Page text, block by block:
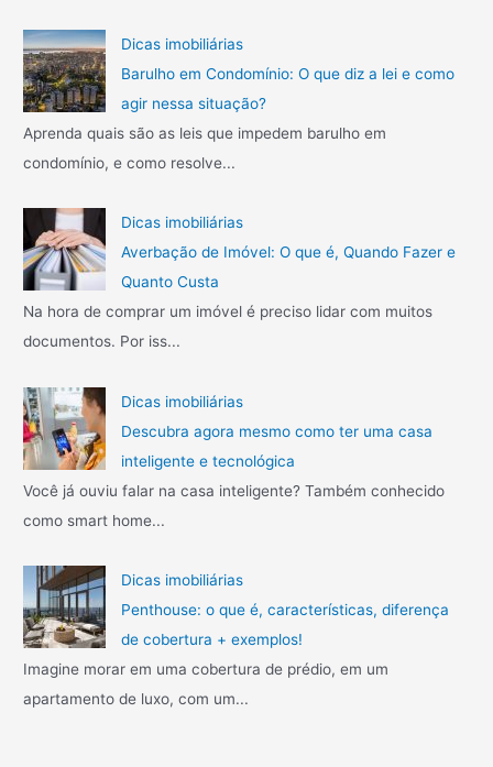
q
u
e
c
o
d
e
r
a
t
e
s
d
a
c
m
p
r
a
o
A
l
e
g
r
:
C
o
n
h
ç
o
s
3
m
a
i
i
n
c
r
í
r
:
Dicas imobiliárias
Barulho em Condomínio: O que diz a lei e como
agir nessa situação?
Aprenda quais são as leis que impedem barulho em
condomínio, e como resolve...
Dicas imobiliárias
Averbação de Imóvel: O que é, Quando Fazer e
Quanto Custa
Na hora de comprar um imóvel é preciso lidar com muitos
documentos. Por iss...
Dicas imobiliárias
Descubra agora mesmo como ter uma casa
inteligente e tecnológica
Você já ouviu falar na casa inteligente? Também conhecido
como smart home...
Dicas imobiliárias
Penthouse: o que é, características, diferença
de cobertura + exemplos!
Imagine morar em uma cobertura de prédio, em um
apartamento de luxo, com um...